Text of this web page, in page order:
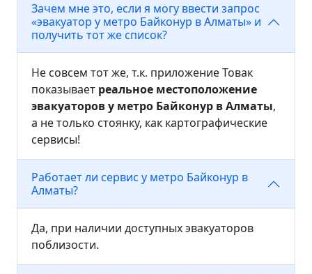
Зачем мне это, если я могу ввести запрос
«эвакуатор у метро Байконур в Алматы» и
получить тот же список?
Не совсем тот же, т.к. приложение Товак
показывает реальное местоположение
эвакуаторов у метро Байконур в Алматы,
а не только стоянку, как картографические
сервисы!
Работает ли сервис у метро Байконур в
Алматы?
Да, при наличии доступных эвакуаторов
поблизости.